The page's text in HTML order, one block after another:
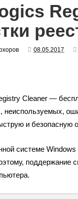
08.05.2017
Cleaner —
неиспользуемых,
и безопасную
системе
поддержание